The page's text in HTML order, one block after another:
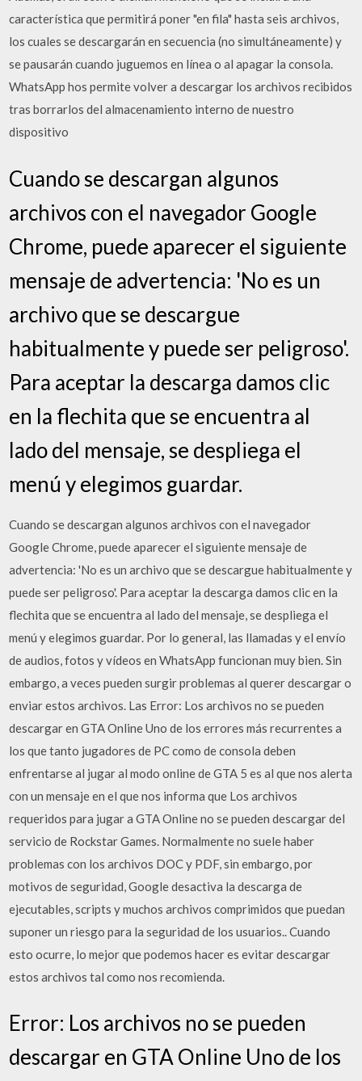
característica que permitirá poner "en fila" hasta seis archivos,
los cuales se descargarán en secuencia (no simultáneamente) y
se pausarán cuando juguemos en línea o al apagar la consola.
WhatsApp hos permite volver a descargar los archivos recibidos
tras borrarlos del almacenamiento interno de nuestro
dispositivo
Cuando se descargan algunos
archivos con el navegador Google
Chrome, puede aparecer el siguiente
mensaje de advertencia: 'No es un
archivo que se descargue
habitualmente y puede ser peligroso'.
Para aceptar la descarga damos clic
en la flechita que se encuentra al
lado del mensaje, se despliega el
menú y elegimos guardar.
Cuando se descargan algunos archivos con el navegador
Google Chrome, puede aparecer el siguiente mensaje de
advertencia: 'No es un archivo que se descargue habitualmente y
puede ser peligroso'. Para aceptar la descarga damos clic en la
flechita que se encuentra al lado del mensaje, se despliega el
menú y elegimos guardar. Por lo general, las llamadas y el envío
de audios, fotos y vídeos en WhatsApp funcionan muy bien. Sin
embargo, a veces pueden surgir problemas al querer descargar o
enviar estos archivos. Las Error: Los archivos no se pueden
descargar en GTA Online Uno de los errores más recurrentes a
los que tanto jugadores de PC como de consola deben
enfrentarse al jugar al modo online de GTA 5 es al que nos alerta
con un mensaje en el que nos informa que Los archivos
requeridos para jugar a GTA Online no se pueden descargar del
servicio de Rockstar Games. Normalmente no suele haber
problemas con los archivos DOC y PDF, sin embargo, por
motivos de seguridad, Google desactiva la descarga de
ejecutables, scripts y muchos archivos comprimidos que puedan
suponer un riesgo para la seguridad de los usuarios.. Cuando
esto ocurre, lo mejor que podemos hacer es evitar descargar
estos archivos tal como nos recomienda.
Error: Los archivos no se pueden
descargar en GTA Online Uno de los